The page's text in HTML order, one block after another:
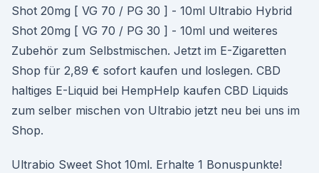
Shot 20mg [ VG 70 / PG 30 ] - 10ml Ultrabio Hybrid
Shot 20mg [ VG 70 / PG 30 ] - 10ml und weiteres
Zubehör zum Selbstmischen. Jetzt im E-Zigaretten
Shop für 2,89 € sofort kaufen und loslegen. CBD
haltiges E-Liquid bei HempHelp kaufen CBD Liquids
zum selber mischen von Ultrabio jetzt neu bei uns im
Shop.
Ultrabio Sweet Shot 10ml. Erhalte 1 Bonuspunkte!